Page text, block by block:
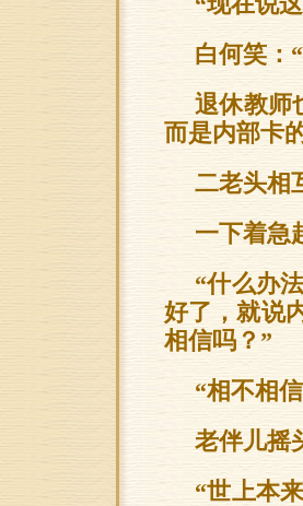
白何笑：
退休教师
而是内部卡
二老头相
一下着急
“什么办
好了，就说
相信吗？”
“相不相
老伴儿摇
“世上本